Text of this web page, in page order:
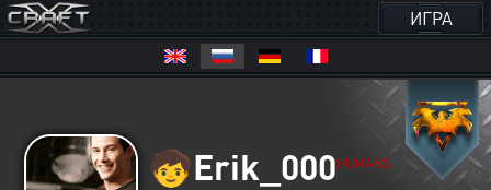
ИГРА
🧒Erik_000HUMANS